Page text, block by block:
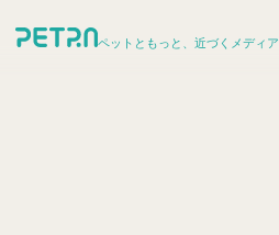
ペットともっと、近づくメディア